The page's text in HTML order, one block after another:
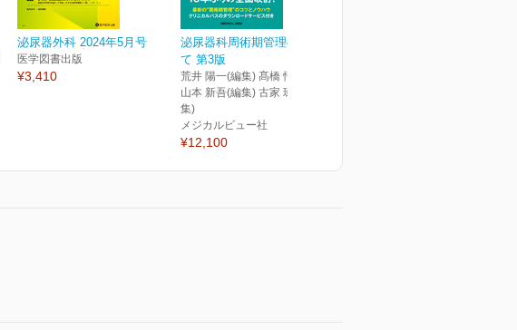
泌尿器外科 2024年5月号
医学図書出版
¥3,410
泌尿器科周術期管理のすべ
て 第3版
荒井 陽一(編集) 髙橋 悟(編集)
山本 新吾(編集) 古家 琢也(編
集)
メジカルビュー社
¥12,100